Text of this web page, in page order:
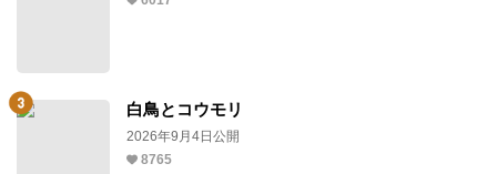
白鳥とコウモリ
2026年9月4日公開
8765